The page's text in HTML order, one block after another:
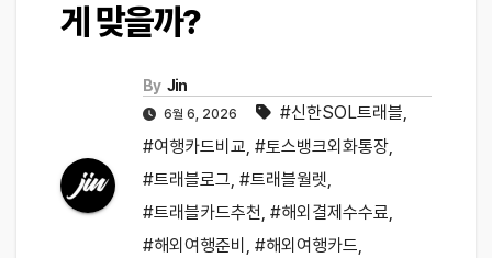
게 맞을까?
By Jin
6월 6, 2026 #신한SOL트래블,
#여행카드비교, #토스뱅크외화통장,
#트래블로그, #트래블월렛,
#트래블카드추천, #해외결제수수료,
#해외여행준비 , #해외여행카드,